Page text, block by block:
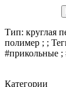
Тип: круглая
полимер ; ;
#прикольные
Категории